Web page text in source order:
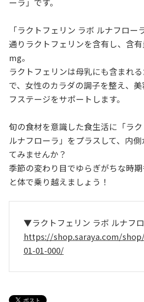
ーラ」です。
「ラクトフェリン ラボ ルナフロー
通りラクトフェリンを含有し、含
mg。
ラクトフェリンは母乳にも含まれ
で、女性のカラダの調子を整え、
フステージをサポートします。
旬の食材を意識した食生活に「ラ
ルナフローラ」をプラスして、内
てみませんか？
季節の変わり目でゆらぎがちな時
と体で乗り越えましょう！
▼ラクトフェリン ラボ ルナフ
https://shop.saraya.com/
01-01-000/